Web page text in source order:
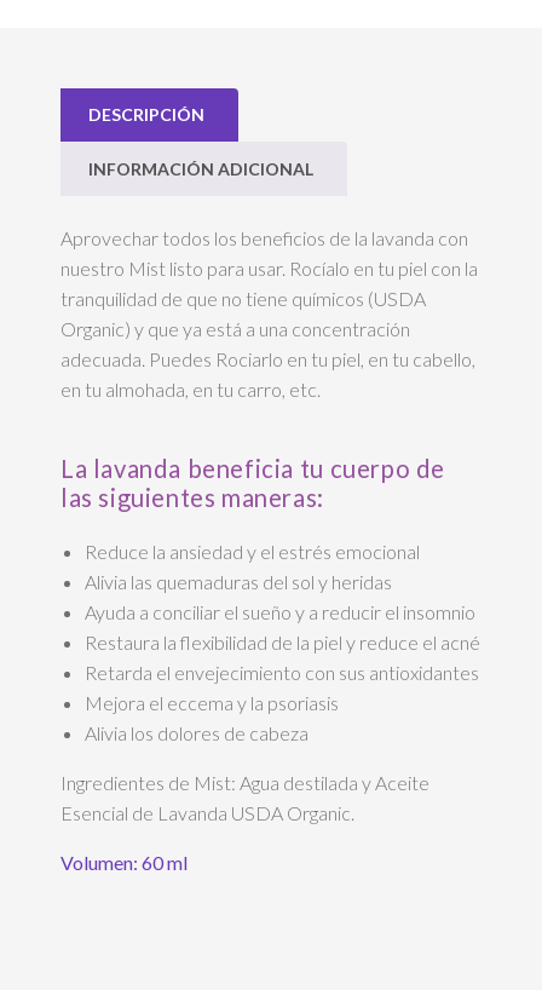
DESCRIPCIÓN
INFORMACIÓN ADICIONAL
Aprovechar todos los beneficios de la lavanda con
nuestro Mist listo para usar. Rocíalo en tu piel con la
tranquilidad de que no tiene químicos (USDA
Organic) y que ya está a una concentración
adecuada. Puedes Rociarlo en tu piel, en tu cabello,
en tu almohada, en tu carro, etc.
La lavanda beneficia tu cuerpo de
las siguientes maneras:
Reduce la ansiedad y el estrés emocional
Alivia las quemaduras del sol y heridas
Ayuda a conciliar el sueño y a reducir el insomnio
Restaura la flexibilidad de la piel y reduce el acné
Retarda el envejecimiento con sus antioxidantes
Mejora el eccema y la psoriasis
Alivia los dolores de cabeza
Ingredientes de Mist: Agua destilada y Aceite
Esencial de Lavanda USDA Organic.
Volumen: 60 ml